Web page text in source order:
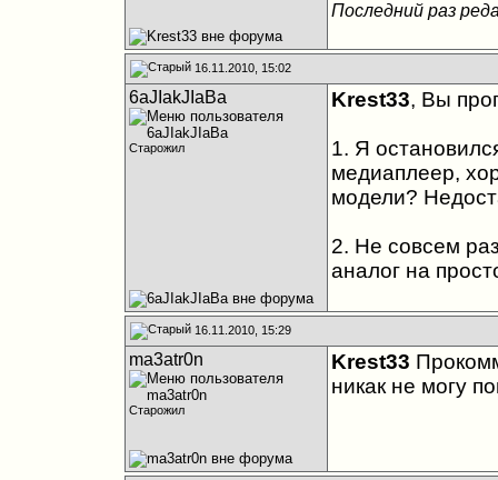
Последний раз
16.11.2010, 15:02
6aJIakJIaBa
Старожил
Krest33, Вы
1. Я
медиаплеер,
модели?
2. Не совсем
аналог на
16.11.2010, 15:29
ma3atr0n
Старожил
Krest33
никак не могу